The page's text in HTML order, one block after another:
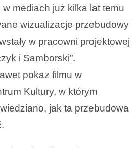
mediach już kilka lat temu
wizualizacje przebudowy
w pracowni projektowej
i Samborski”.
pokaz filmu w
Kultury, w którym
jak ta przebudowa